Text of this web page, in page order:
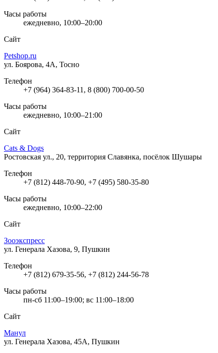
Часы работы
ежедневно, 10:00–20:00
Сайт
Petshop.ru
ул. Боярова, 4А, Тосно
Телефон
+7 (964) 364-83-11, 8 (800) 700-00-50
Часы работы
ежедневно, 10:00–21:00
Сайт
Cats & Dogs
Ростовская ул., 20, территория Славянка, посёлок Шушары
Телефон
+7 (812) 448-70-90, +7 (495) 580-35-80
Часы работы
ежедневно, 10:00–22:00
Сайт
Зооэкспресс
ул. Генерала Хазова, 9, Пушкин
Телефон
+7 (812) 679-35-56, +7 (812) 244-56-78
Часы работы
пн-сб 11:00–19:00; вс 11:00–18:00
Сайт
Манул
ул. Генерала Хазова, 45А, Пушкин